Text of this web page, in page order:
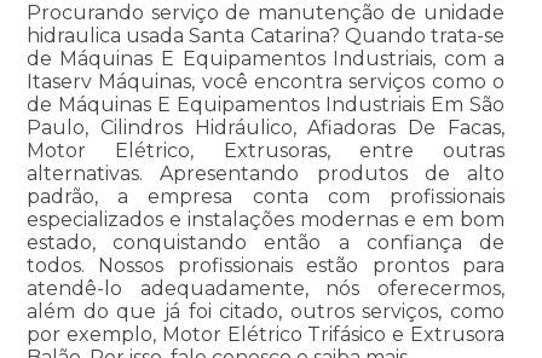
Procurando serviço de manutenção de unidade
hidraulica usada Santa Catarina? Quando trata-se
de Máquinas E Equipamentos Industriais, com a
Itaserv Máquinas, você encontra serviços como o
de Máquinas E Equipamentos Industriais Em São
Paulo, Cilindros Hidráulico, Afiadoras De Facas,
Motor Elétrico, Extrusoras, entre outras
alternativas. Apresentando produtos de alto
padrão, a empresa conta com profissionais
especializados e instalações modernas e em bom
estado, conquistando então a confiança de
todos. Nossos profissionais estão prontos para
atendê-lo adequadamente, nós oferecermos,
além do que já foi citado, outros serviços, como
por exemplo, Motor Elétrico Trifásico e Extrusora